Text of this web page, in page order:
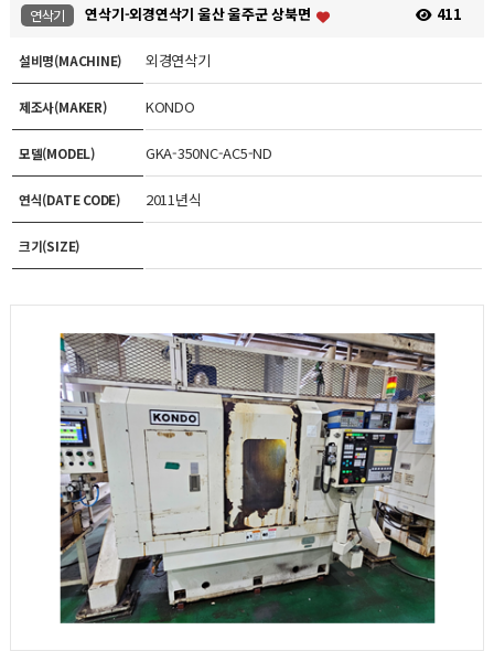
연삭기 연삭기-외경연삭기 울산 울주군 상북면 411
설비명(MACHINE) 외경연삭기
제조사(MAKER) KONDO
모델(MODEL) GKA-350NC-AC5-ND
연식(DATE CODE) 2011년식
크기(SIZE)